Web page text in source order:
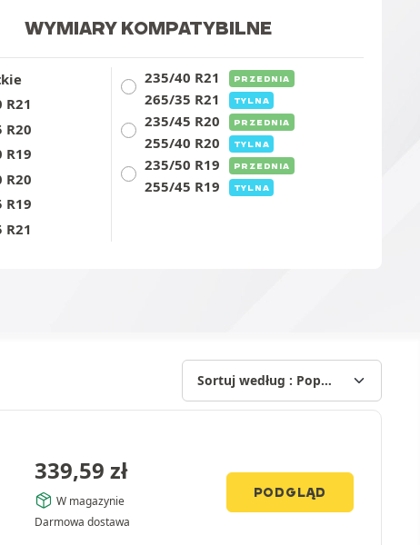
WYMIARY KOMPATYBILNE
R21
R20
R19
R20
R19
R21
235/40 R21
265/35 R21
PRZEDNIA
TYLNA
235/45 R20
255/40 R20
PRZEDNIA
TYLNA
235/50 R19
255/45 R19
PRZEDNIA
TYLNA
339,59 zł
W magazynie
Darmowa dostawa
PODGLĄD